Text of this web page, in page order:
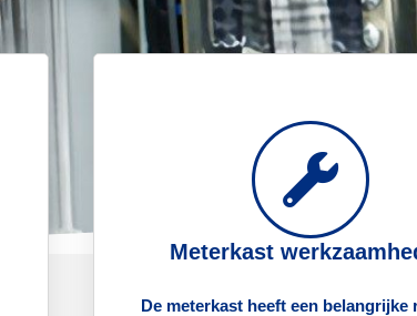
Meterkast
De meterkast heeft een belangrijke